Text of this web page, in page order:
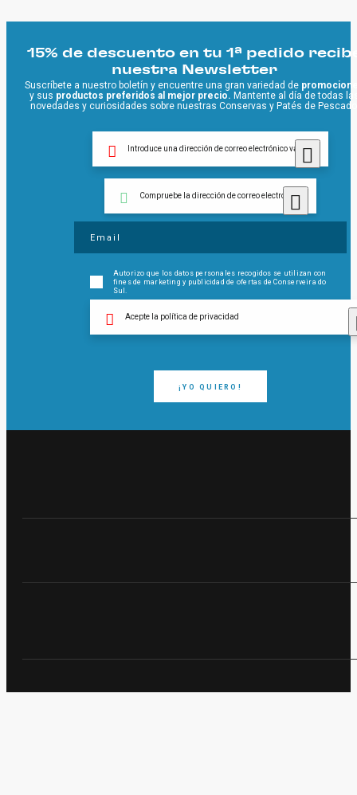
15% de descuento en tu 1ª pedido
nuestra Newsletter
Suscríbete a nuestro boletín y encuentre una gran variedad de
y sus productos preferidos al mejor precio. Mantente al día de todas
novedades y curiosidades sobre nuestras Conservas y Patés de
¡YO QUIERO!
Introduce una dirección de correo electrónico válida
Compruebe la dirección de correo electrónico
Autorizo ​​que los datos personales recogidos se utilizan con
fines de marketing y publicidad de ofertas de Conserveira do
Sul.
Acepte la política de privacidad